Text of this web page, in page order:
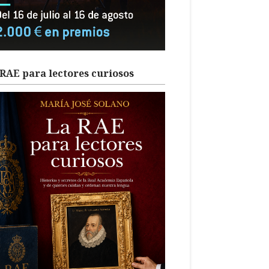
para lectores curiosos